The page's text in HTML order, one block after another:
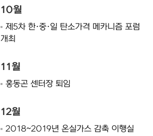
10월
제5차 한·중·일 탄소가격 메카니즘 포럼
개최
11월
홍동곤 센터장 퇴임
12월
2018~2019년 온실가스 감축 이행실